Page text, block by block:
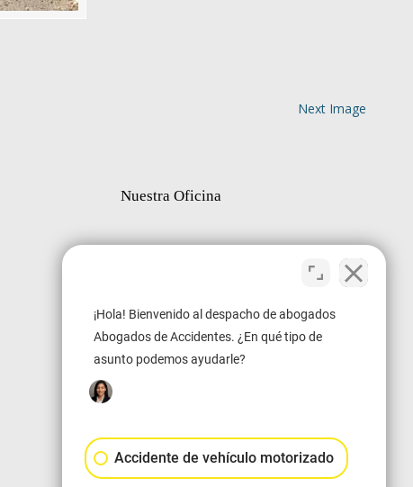
Next Image
Nuestra Oficina
¡Hola! Bienvenido al despacho de abogados
Abogados de Accidentes. ¿En qué tipo de
asunto podemos ayudarle?
Accidente de vehículo motorizado